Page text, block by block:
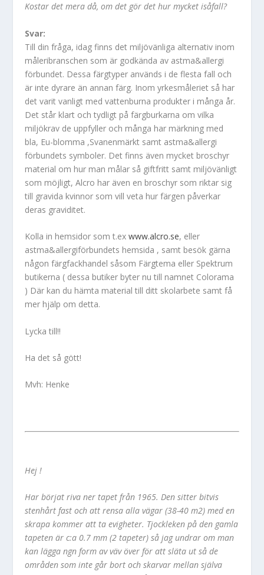
Kostar det mera då, om det gör det hur mycket isåfall?
Svar:
Till din fråga, idag finns det miljövänliga alternativ inom
måleribranschen som är godkända av astma&allergi
förbundet. Dessa färgtyper används i de flesta fall och
är inte dyrare än annan färg. Inom yrkesmåleriet så har
det varit vanligt med vattenburna produkter i många år.
Det står klart och tydligt på färgburkarna om vilka
miljökrav de uppfyller och många har märkning med
bla, Eu-blomma ,Svanenmärkt samt astma&allergi
förbundets symboler. Det finns även mycket broschyr
material om hur man målar så giftfritt samt miljövänligt
som möjligt, Alcro har även en broschyr som riktar sig
till gravida kvinnor som vill veta hur färgen påverkar
deras graviditet.
Kolla in hemsidor som t.exwww.alcro.se, eller
astma&allergiförbundets hemsida , samt besök gärna
någon färgfackhandel såsom Färgtema eller Spektrum
butikerna ( dessa butiker byter nu till namnet Colorama
) Där kan du hämta material till ditt skolarbete samt få
mer hjälp om detta.
Lycka till!!
Ha det så gött!
Mvh: Henke
Hej !
Har börjat riva ner tapet från 1965. Den sitter bitvis
stenhårt fast och att rensa alla vägar (38-40 m2) med en
skrapa kommer att ta evigheter. Tjockleken på den gamla
tapeten är c:a 0.7 mm (2 tapeter) så jag undrar om man
kan lägga ngn form av väv över för att släta ut så de
områden som inte går bort och skarvar mellan själva